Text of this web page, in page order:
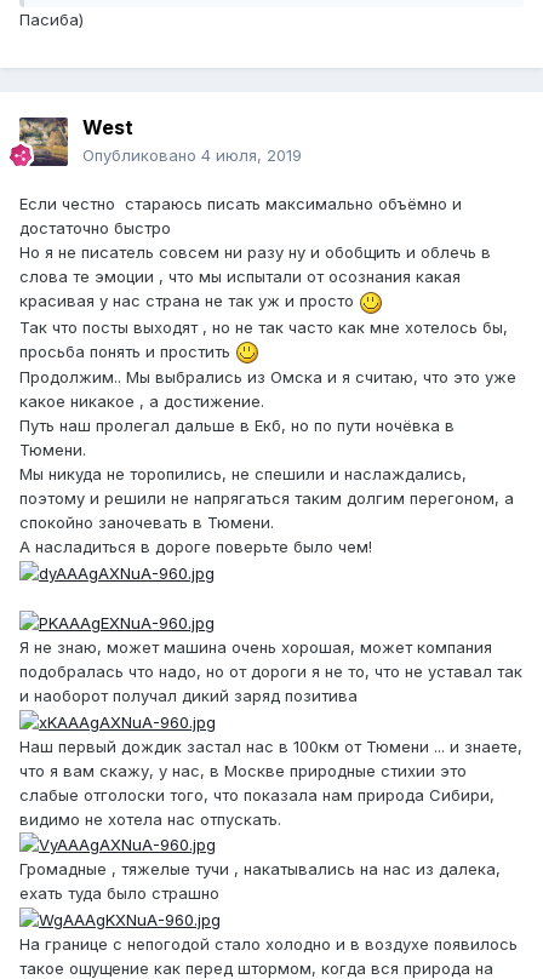
Пасиба)
West
Опубликовано 4 июля, 2019
Если честно стараюсь писать максимально объёмно и
достаточно быстро
Но я не писатель совсем ни разу ну и обобщить и облечь в
слова те эмоции , что мы испытали от осознания какая
красивая у нас страна не так уж и просто
Так что посты выходят , но не так часто как мне хотелось бы,
просьба понять и простить
Продолжим.. Мы выбрались из Омска и я считаю, что это уже
какое никакое , а достижение.
Путь наш пролегал дальше в Екб, но по пути ночёвка в
Тюмени.
Мы никуда не торопились, не спешили и наслаждались,
поэтому и решили не напрягаться таким долгим перегоном, а
спокойно заночевать в Тюмени.
А насладиться в дороге поверьте было чем!
Я не знаю, может машина очень хорошая, может компания
подобралась что надо, но от дороги я не то, что не уставал так
и наоборот получал дикий заряд позитива
Наш первый дождик застал нас в 100км от Тюмени ... и знаете,
что я вам скажу, у нас, в Москве природные стихии это
слабые отголоски того, что показала нам природа Сибири,
видимо не хотела нас отпускать.
Громадные , тяжелые тучи , накатывались на нас из далека,
ехать туда было страшно
На границе с непогодой стало холодно и в воздухе появилось
такое ощущение как перед штормом, когда вся природа на